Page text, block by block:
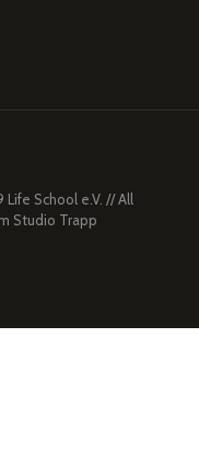
School e.V. // All
Studio Trapp